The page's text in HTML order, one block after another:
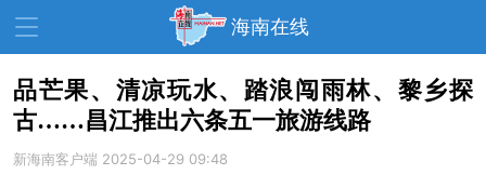
海南在线
资讯中心 热点 旅游
品芒果、清凉玩水、踏浪闯雨林、黎乡探
古……昌江推出六条五一旅游线路
新海南客户端 2025-04-29 09:48